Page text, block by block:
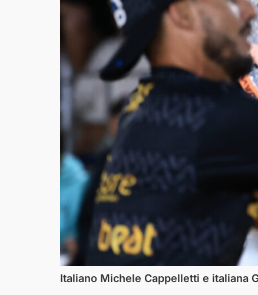
Italiano Michele Cappelletti e italiana